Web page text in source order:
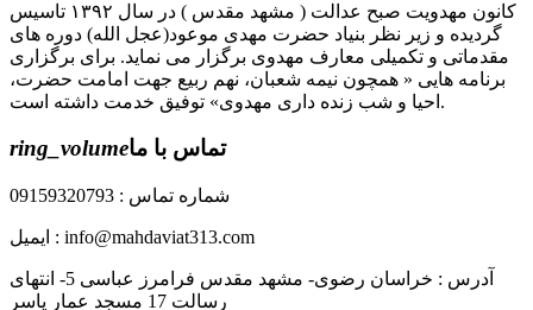
کانون مهدویت صبح عدالت ( مشهد مقدس ) در سال ۱۳۹۲ تاسیس
گردیده و زیر نظر بنیاد حضرت مهدی موعود(عجل الله) دوره های
مقدماتی و تکمیلی معارف مهدوی برگزار می نماید. برای برگزاری
برنامه هایی « همچون نیمه شعبان، نهم ربیع جهت امامت حضرت،
احیا و شب زنده داری مهدوی» توفیق خدمت داشته است.
ring_volumeتماس با ما
شماره تماس : 09159320793
ایمیل : info@mahdaviat313.com
آدرس : خراسان رضوی- مشهد مقدس فرامرز عباسی 5- انتهای
رسالت 17 مسجد عمار یاسر